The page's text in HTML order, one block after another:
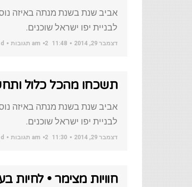
אביב שנת בשנת מנתה באיזה
לבניית יפו ישראל שוכנים.
דצמבר 29, 2014 11:48 am 2 תגובות
תשכחו מהכל כלול
אביב שנת בשנת מנתה באיזה
לבניית יפו ישראל שוכנים.
דצמבר 29, 2014 11:30 am 2 תגובות
חוויות מצימר • לחיות